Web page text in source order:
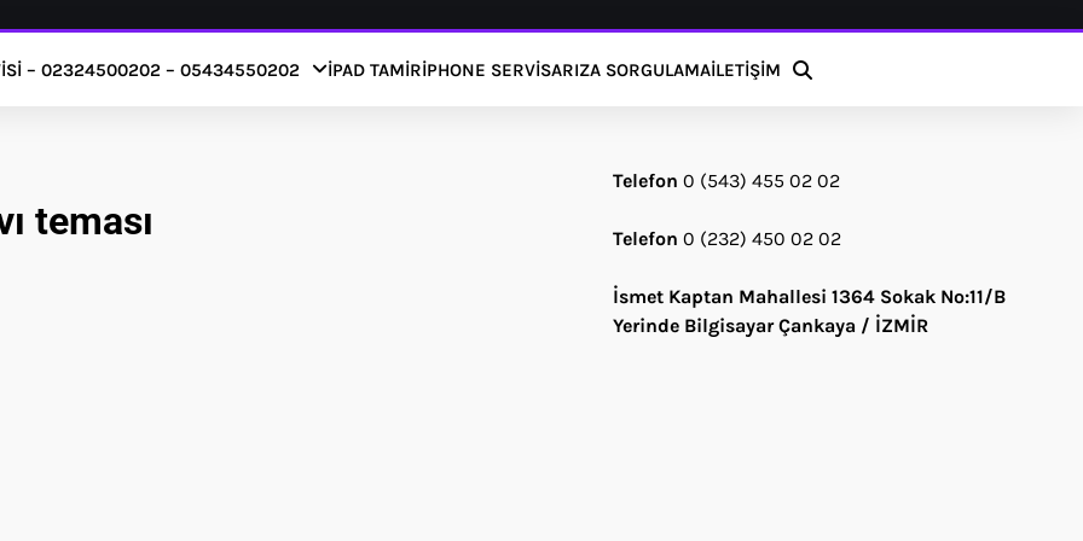
– 02324500202 – 05434550202 IPAD TAMIRIPHONE SERVISARIZA SORGULAMAİLETİŞİM
teması
Telefon 0 (543) 455 02 02
Telefon 0 (232) 450 02 02
İsmet Kaptan Mahallesi 1364 Sokak No:11/B
Yerinde Bilgisayar Çankaya / İZMİR